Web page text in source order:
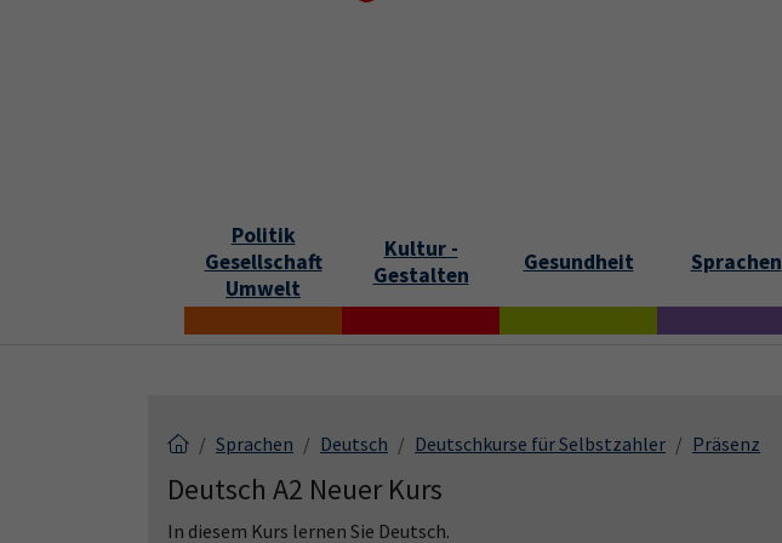
Politik
Gesellschaft
Umwelt
Kultur -
Gestalten
Gesundheit Sprachen
Sprachen Deutsch Deutschkurse für Selbstzahler Präsenz
Deutsch A2 Neuer Kurs
In diesem Kurs lernen Sie Deutsch.